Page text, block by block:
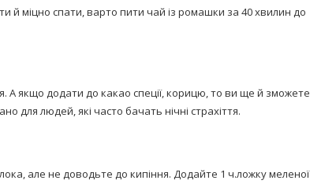
й міцно спати, варто пити чай із ромашки за 40 хвилин до
А якщо додати до какао спеції, корицю, то ви ще й зможете
для людей, які часто бачать нічні страхіття.
але не доводьте до кипіння. Додайте 1 ч.ложку меленої